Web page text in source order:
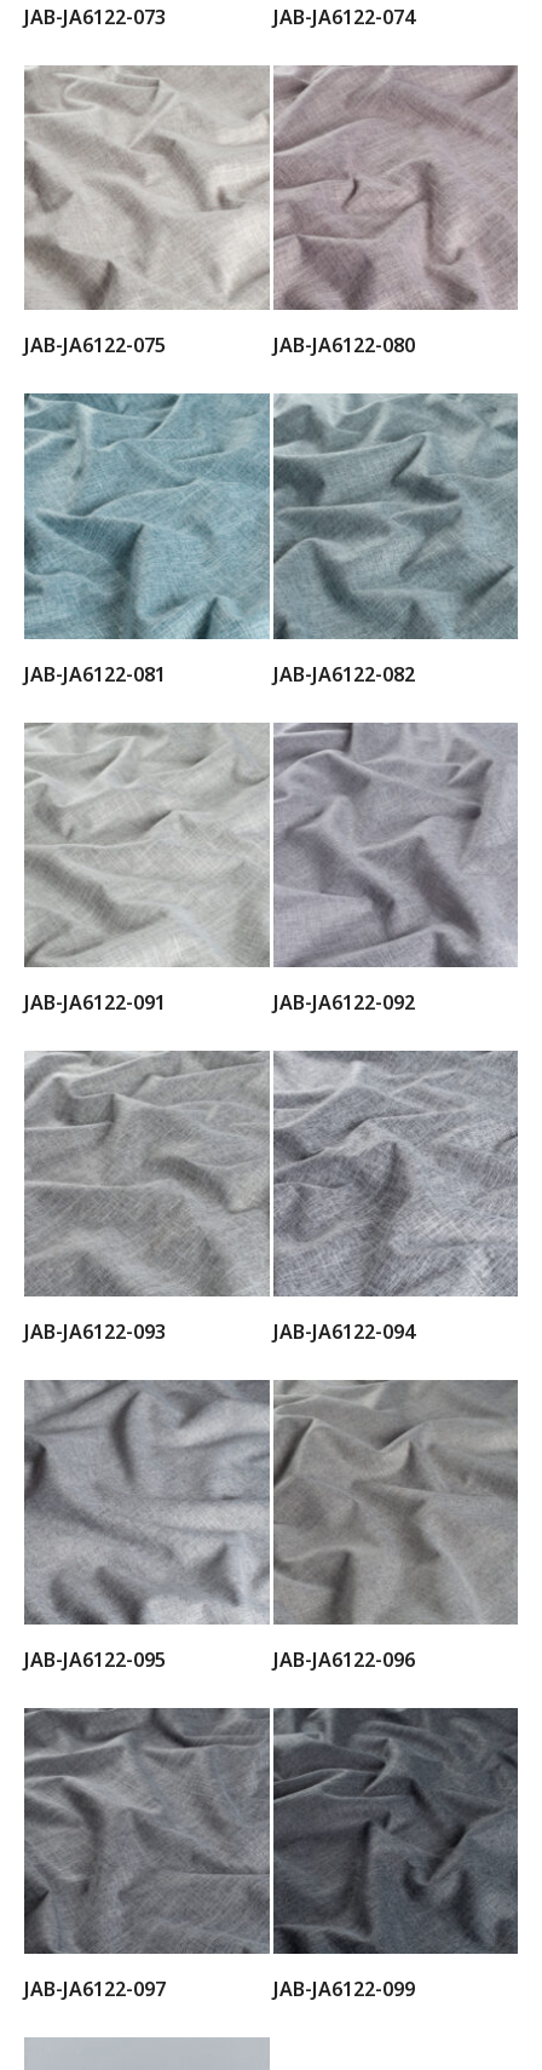
JAB-JA6122-073 JAB-JA6122-074
JAB-JA6122-075 JAB-JA6122-080
JAB-JA6122-081 JAB-JA6122-082
JAB-JA6122-091 JAB-JA6122-092
JAB-JA6122-093 JAB-JA6122-094
JAB-JA6122-095 JAB-JA6122-096
JAB-JA6122-097 JAB-JA6122-099